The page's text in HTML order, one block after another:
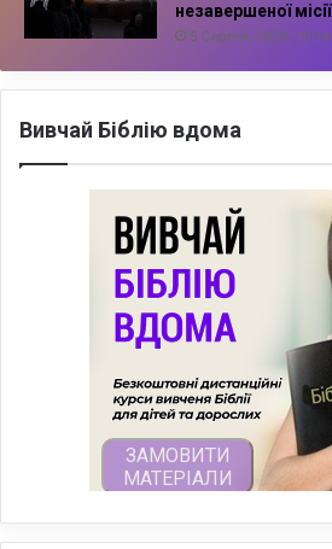
незавершеної місії
5 Серпня, 2026, 10:14
Вивчай Біблію вдома